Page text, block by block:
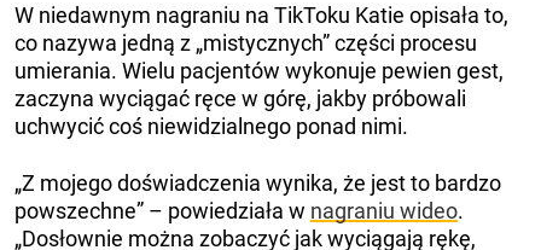
W niedawnym nagraniu na TikToku Katie opisała to,
co nazywa jedną z „mistycznych” części procesu
umierania. Wielu pacjentów wykonuje pewien gest,
zaczyna wyciągać ręce w górę, jakby próbowali
uchwycić coś niewidzialnego ponad nimi.
„Z mojego doświadczenia wynika, że jest to bardzo
powszechne” – powiedziała w nagraniu wideo.
„Dosłownie można zobaczyć jak wyciągają rękę,